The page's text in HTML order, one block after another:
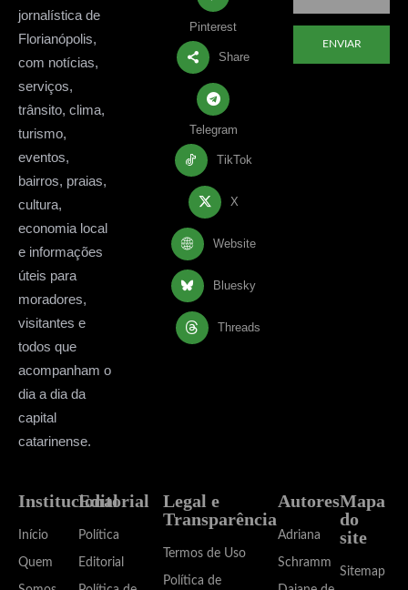
jornalística de
Florianópolis,
com notícias,
serviços,
trânsito, clima,
turismo,
eventos,
bairros, praias,
cultura,
economia local
e informações
úteis para
moradores,
visitantes e
todos que
acompanham o
dia a dia da
capital
catarinense.
Pinterest
Share
Telegram
TikTok
X
Website
Bluesky
Threads
ENVIAR
Institucional
Início
Quem
Editorial
Política
Editorial
Legal e
Transparência
Termos de Uso
Política de
Autores
Adriana
Schramm
Mapa
do
site
Sitemap